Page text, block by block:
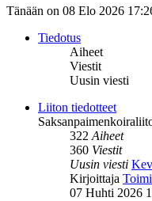
Tänään on 08 Elo 2026
Tiedotus
Aiheet
Viestit
Uusin viesti
Liiton tiedotteet
322Aiheet
360 Viestit
Uusin viesti
Kirjoittaja
07 Huhti 2026